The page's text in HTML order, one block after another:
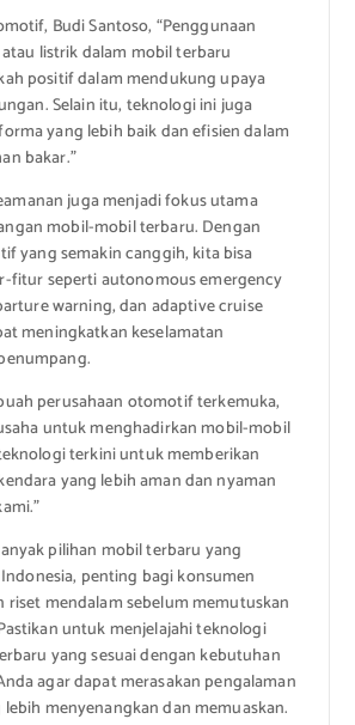
Budi Santoso, “Penggunaan
listrik dalam mobil terbaru
positif dalam mendukung upaya
Selain itu, teknologi ini juga
yang lebih baik dan efisien dalam
bakar.”
juga menjadi fokus utama
mobil-mobil terbaru. Dengan
yang semakin canggih, kita bisa
fitur seperti autonomous emergency
warning, dan adaptive cruise
meningkatkan keselamatan
perusahaan otomotif terkemuka,
untuk menghadirkan mobil-mobil
terkini untuk memberikan
yang lebih aman dan nyaman
pilihan mobil terbaru yang
penting bagi konsumen
riset mendalam sebelum memutuskan
untuk menjelajahi teknologi
yang sesuai dengan kebutuhan
agar dapat merasakan pengalaman
menyenangkan dan memuaskan.